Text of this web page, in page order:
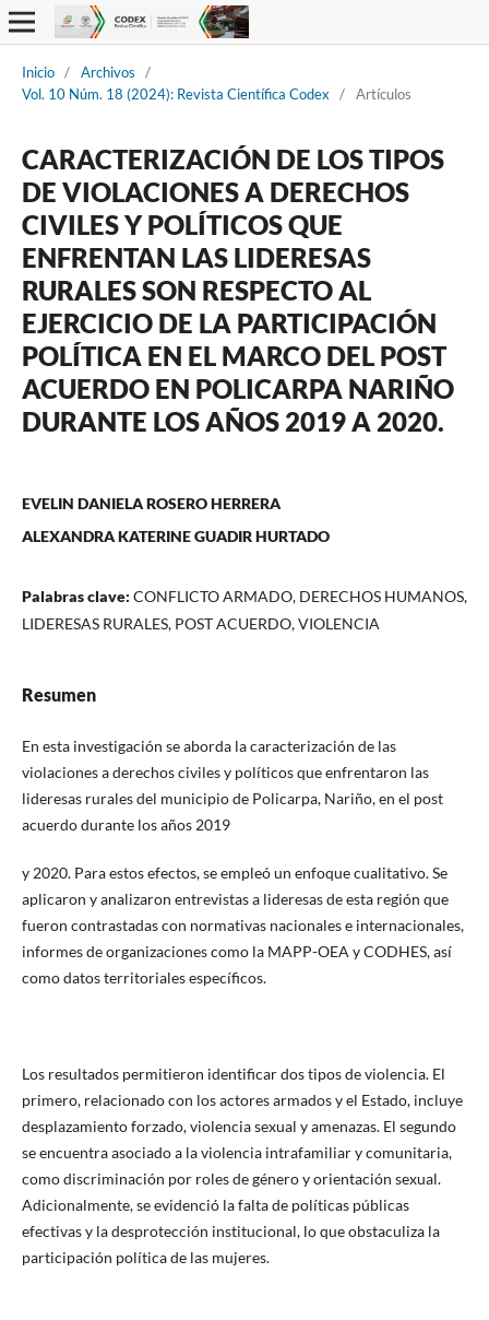
Inicio / Archivos
/
Vol. 10 Núm. 18 (2024): Revista Científica Codex
/ Artículos
CARACTERIZACIÓN DE LOS TIPOS
DE VIOLACIONES A DERECHOS
CIVILES Y POLÍTICOS QUE
ENFRENTAN LAS LIDERESAS
RURALES SON RESPECTO AL
EJERCICIO DE LA PARTICIPACIÓN
POLÍTICA EN EL MARCO DEL POST
ACUERDO EN POLICARPA NARIÑO
DURANTE LOS AÑOS 2019 A 2020.
EVELIN DANIELA ROSERO HERRERA
ALEXANDRA KATERINE GUADIR HURTADO
Palabras clave: CONFLICTO ARMADO, DERECHOS HUMANOS,
LIDERESAS RURALES, POST ACUERDO, VIOLENCIA
Resumen
En esta investigación se aborda la caracterización de las
violaciones a derechos civiles y políticos que enfrentaron las
lideresas rurales del municipio de Policarpa, Nariño, en el post
acuerdo durante los años 2019
y 2020. Para estos efectos, se empleó un enfoque cualitativo. Se
aplicaron y analizaron entrevistas a lideresas de esta región que
fueron contrastadas con normativas nacionales e internacionales,
informes de organizaciones como la MAPP-OEA y CODHES, así
como datos territoriales específicos.
Los resultados permitieron identificar dos tipos de violencia. El
primero, relacionado con los actores armados y el Estado, incluye
desplazamiento forzado, violencia sexual y amenazas. El segundo
se encuentra asociado a la violencia intrafamiliar y comunitaria,
como discriminación por roles de género y orientación sexual.
Adicionalmente, se evidenció la falta de políticas públicas
efectivas y la desprotección institucional, lo que obstaculiza la
participación política de las mujeres.